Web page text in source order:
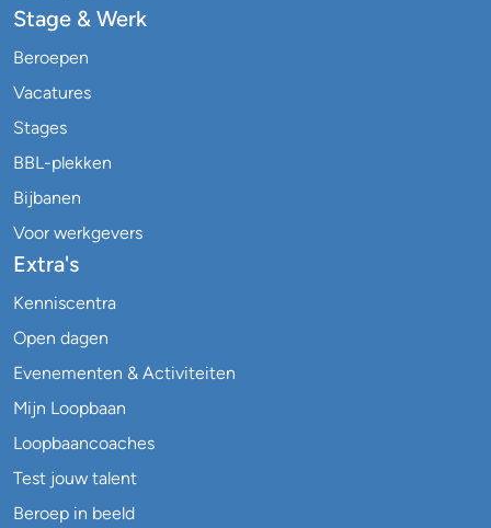
Stage & Werk
Beroepen
Vacatures
Stages
BBL-plekken
Bijbanen
Voor werkgevers
Extra's
Kenniscentra
Open dagen
Evenementen & Activiteiten
Mijn Loopbaan
Loopbaancoaches
Test jouw talent
Beroep in beeld